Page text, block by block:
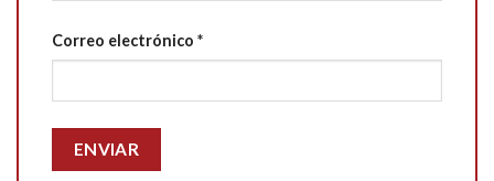
Correo electrónico *